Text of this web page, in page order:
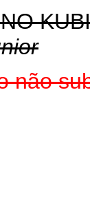
não